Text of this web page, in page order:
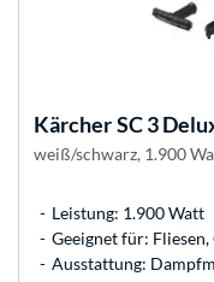
KärcherSC 3
weiß/schwarz, 1.900
Leistung: 1.900 Watt
Geeignet für:
Ausstattung: